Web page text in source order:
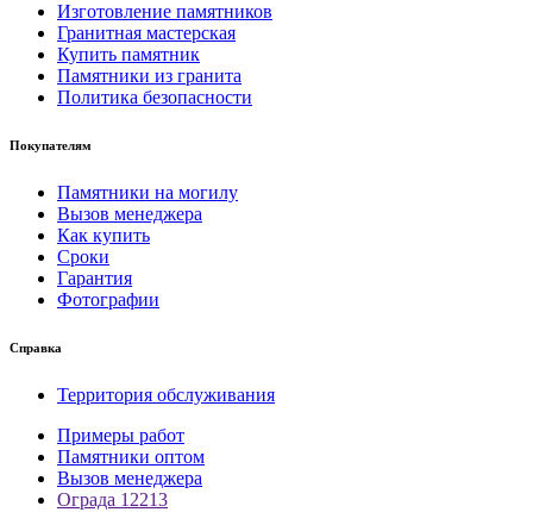
Изготовление памятников
Гранитная мастерская
Купить памятник
Памятники из гранита
Политика безопасности
Покупателям
Памятники на могилу
Вызов менеджера
Как купить
Сроки
Гарантия
Фотографии
Справка
Территория обслуживания
Примеры работ
Памятники оптом
Вызов менеджера
Ограда 12213